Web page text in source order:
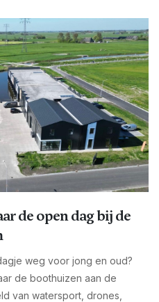
de open dag bij de
weg voor jong en oud?
de boothuizen aan de
van watersport, drones,